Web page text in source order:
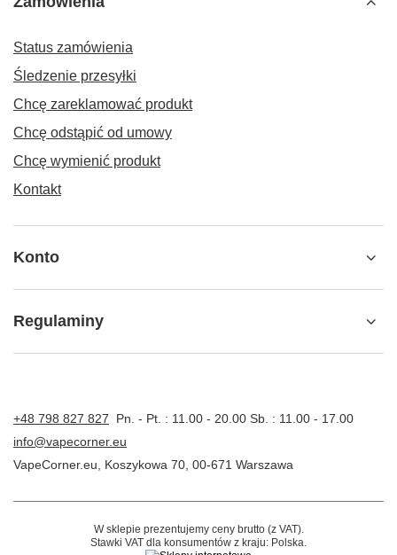
Status zamówienia
Śledzenie przesyłki
Chcę zareklamować produkt
Chcę odstąpić od umowy
Chcę wymienić produkt
Kontakt
Konto
Regulaminy
+48 798 827 827
Pn. - Pt. : 11.00 - 20.00 Sb. : 11.00 - 17.00
info@vapecorner.eu
VapeCorner.eu
Koszykowa 70 00-671 Warszawa
W sklepie prezentujemy ceny brutto (z VAT).
Stawki VAT dla konsumentów z kraju: Polska.